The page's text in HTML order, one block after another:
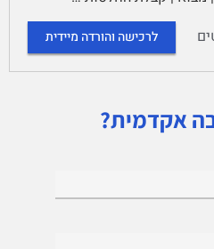
לרכישה והורדה מיידית
אקדמית?